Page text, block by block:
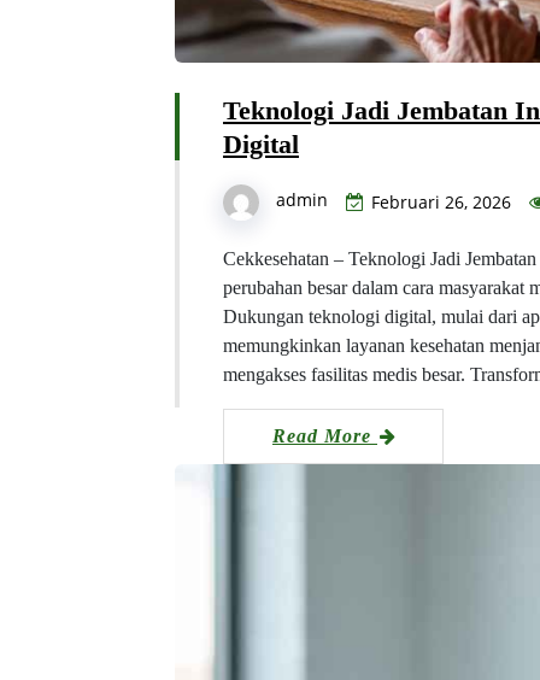
Teknologi Jadi Jembatan
Digital
admin Februari 26, 2026
Cekkesehatan – Teknologi Jadi
perubahan besar dalam cara masyarakat
Dukungan teknologi digital, mulai dari
memungkinkan layanan kesehatan
mengakses fasilitas medis besar.
Read More